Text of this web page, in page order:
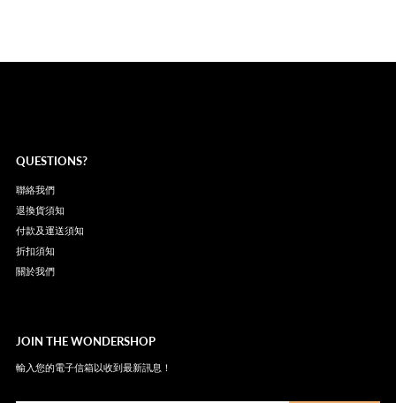
QUESTIONS?
聯絡我們
退換貨須知
付款及運送須知
折扣須知
關於我們
JOIN THE WONDERSHOP
輸入您的電子信箱以收到最新訊息！